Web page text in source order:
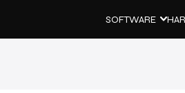
SOFTWARE